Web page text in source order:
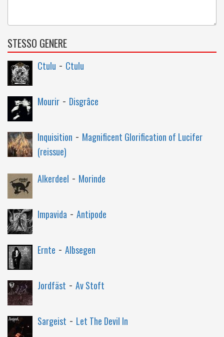
STESSO GENERE
Ctulu - Ctulu
Mourir - Disgrâce
Inquisition - Magnificent Glorification of Lucifer
(reissue)
Alkerdeel - Morinde
Impavida - Antipode
Ernte - Albsegen
Jordfäst - Av Stoft
Sargeist - Let The Devil In